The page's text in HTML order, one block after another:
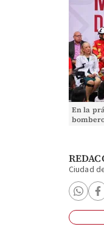
En la
Ciudad